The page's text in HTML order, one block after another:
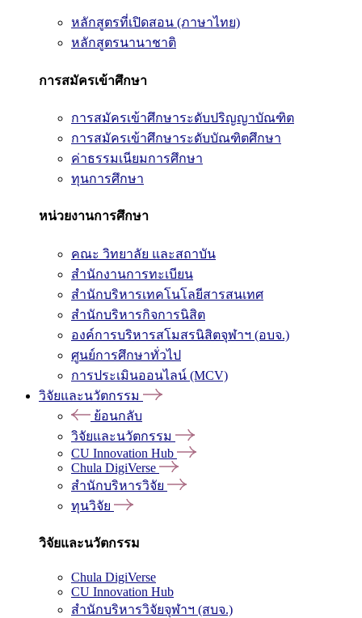
หลักสูตรที่เปิดสอน (ภาษาไทย)
หลักสูตรนานาชาติ
การสมัครเข้าศึกษา
การสมัครเข้าศึกษาระดับปริญญาบัณฑิต
การสมัครเข้าศึกษาระดับบัณฑิตศึกษา
ค่าธรรมเนียมการศึกษา
ทุนการศึกษา
หน่วยงานการศึกษา
คณะ วิทยาลัย และสถาบัน
สำนักงานการทะเบียน
สำนักบริหารเทคโนโลยีสารสนเทศ
สำนักบริหารกิจการนิสิต
องค์การบริหารสโมสรนิสิตจุฬาฯ (อบจ.)
ศูนย์การศึกษาทั่วไป
การประเมินออนไลน์ (MCV)
วิจัยและนวัตกรรม
ย้อนกลับ
วิจัยและนวัตกรรม
CU Innovation Hub
Chula DigiVerse
สำนักบริหารวิจัย
ทุนวิจัย
วิจัยและนวัตกรรม
Chula DigiVerse
CU Innovation Hub
สำนักบริหารวิจัยจุฬาฯ (สบจ.)